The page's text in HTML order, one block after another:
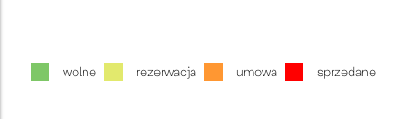
wolne rezerwacja umowa sprzedane